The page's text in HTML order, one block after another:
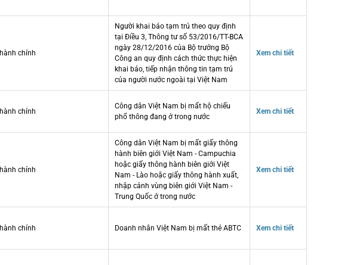
chính
Người khai báo tạm trú theo quy định
tại Điều 3, Thông tư số 53/2016/TT-BCA
ngày 28/12/2016 của Bộ trưởng Bộ
Công an quy định cách thức thực hiện
khai báo, tiếp nhận thông tin tạm trú
của người nước ngoài tại Việt Nam
Xem chi tiết
chính
Công dân Việt Nam bị mất hộ chiếu
phổ thông đang ở trong nước
Xem chi tiết
chính
Công dân Việt Nam bị mất giấy thông
hành biên giới Việt Nam - Campuchia
hoặc giấy thông hành biên giới Việt
Nam - Lào hoặc giấy thông hành xuất,
nhập cảnh vùng biên giới Việt Nam -
Trung Quốc ở trong nước
Xem chi tiết
chính Doanh nhân Việt Nam bị mất thẻ ABTC Xem chi tiết